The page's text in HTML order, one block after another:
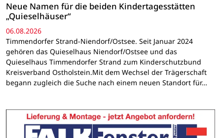
Neue Namen für die beiden Kindertagesstätten
„Quieselhäuser“
06.08.2026
Timmendorfer Strand-Niendorf/Ostsee. Seit Januar 2024
gehören das Quieselhaus Niendorf/Ostsee und das
Quieselhaus Timmendorfer Strand zum Kinderschutzbund
Kreisverband Ostholstein.Mit dem Wechsel der Trägerschaft
begann zugleich die Suche nach einem neuen Standort für…